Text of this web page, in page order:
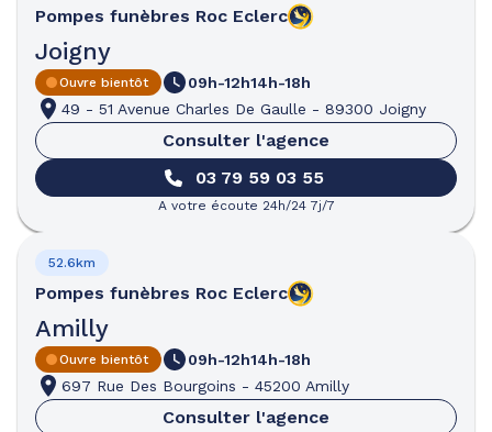
Pompes funèbres Roc Eclerc
Joigny
Ouvre bientôt 09h-12h14h-18h
49 - 51 Avenue Charles De Gaulle - 89300 Joigny
Consulter l'agence
03 79 59 03 55
A votre écoute 24h/24 7j/7
Pompes funèbres Roc Eclerc
Amilly
52.6km
Ouvre bientôt 09h-12h14h-18h
697 Rue Des Bourgoins - 45200 Amilly
Consulter l'agence